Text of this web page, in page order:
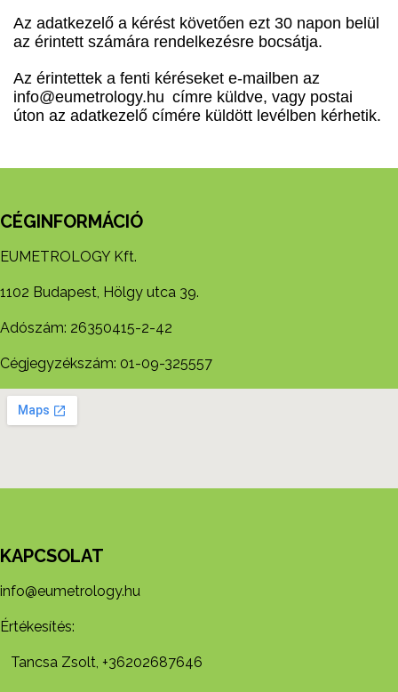
Az adatkezelő a kérést követően ezt 30 napon belül
az érintett számára rendelkezésre bocsátja.
Az érintettek a fenti kéréseket e-mailben az
info@eumetrology.hu címre küldve, vagy postai
úton az adatkezelő címére küldött levélben kérhetik.
CÉGINFORMÁCIÓ
EUMETROLOGY Kft.
1102 Budapest, Hölgy utca 39.
Adószám: 26350415-2-42
Cégjegyzékszám: 01-09-325557
KAPCSOLAT
info@eumetrology.hu
Értékesítés:
Tancsa Zsolt, +36202687646